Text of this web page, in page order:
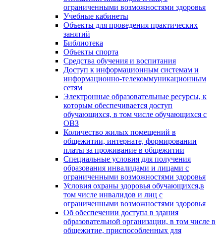
ограниченными возможностями здоровья
Учебные кабинеты
Объекты для проведения практических
занятий
Библиотека
Объекты спорта
Средства обучения и воспитания
Доступ к информационным системам и
информационно-телекоммуникационным
сетям
Электронные образовательные ресурсы, к
которым обеспечивается доступ
обучающихся, в том числе обучающихся с
ОВЗ
Количество жилых помещений в
общежитии, интернате, формировании
платы за проживание в общежитии
Специальные условия для получения
образования инвалидами и лицами с
ограниченными возможностями здоровья
Условия охраны здоровья обучающихся,в
том числе инвалидов и лиц с
ограниченными возможностями здоровья
Об обеспечении доступа в здания
образовательной организации, в том числе в
общежитие, приспособленных для